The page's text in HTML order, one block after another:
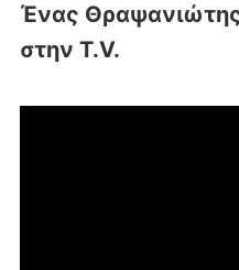
Ένας Θραψανιώτης
στην T.V.